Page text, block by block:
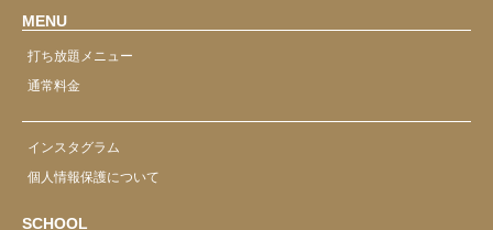
MENU
打ち放題メニュー
通常料金
インスタグラム
個人情報保護について
SCHOOL